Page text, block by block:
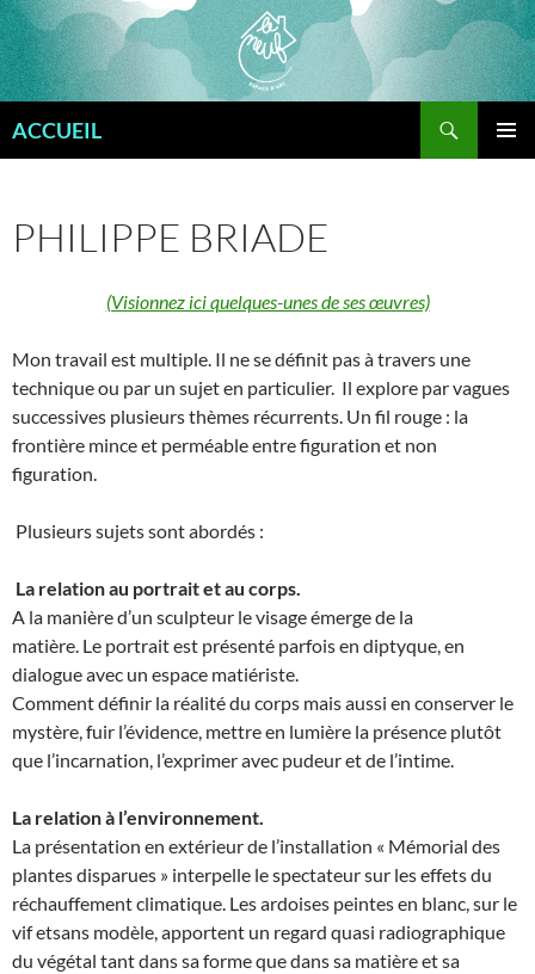
Aller
au
contenu
ACCUEIL
PHILIPPE BRIADE
(Visionnez ici quelques-unes de ses œuvres)
Mon travail est multiple. Il ne se définit pas à travers une
technique ou par un sujet en particulier. Il explore par vagues
successives plusieurs thèmes récurrents. Un fil rouge : la
frontière mince et perméable entre figuration et non
figuration.
Plusieurs sujets sont abordés :
La relation au portrait et au corps.
A la manière d’un sculpteur le visage émerge de la
matière. Le portrait est présenté parfois en diptyque, en
dialogue avec un espace matiériste.
Comment définir la réalité du corps mais aussi en conserver le
mystère, fuir l’évidence, mettre en lumière la présence plutôt
que l’incarnation, l’exprimer avec pudeur et de l’intime.
La relation à l’environnement.
La présentation en extérieur de l’installation « Mémorial des
plantes disparues » interpelle le spectateur sur les effets du
réchauffement climatique. Les ardoises peintes en blanc, sur le
vif etsans modèle, apportent un regard quasi radiographique
du végétal tant dans sa forme que dans sa matière et sa